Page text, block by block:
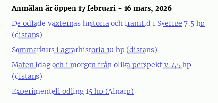
Anmälan är öppen 17 februari - 16 mars, 2026
De odlade växternas historia och framtid i Sverige 7,5 hp
(distans)
Sommarkurs i agrarhistoria 10 hp (distans)
Maten idag och i morgon från olika perspektiv 7,5 hp
(distans)
Experimentell odling 15 hp (Alnarp)